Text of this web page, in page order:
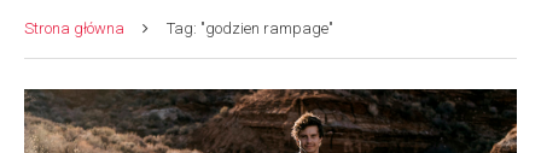
Strona główna Tag: "godzien rampage"